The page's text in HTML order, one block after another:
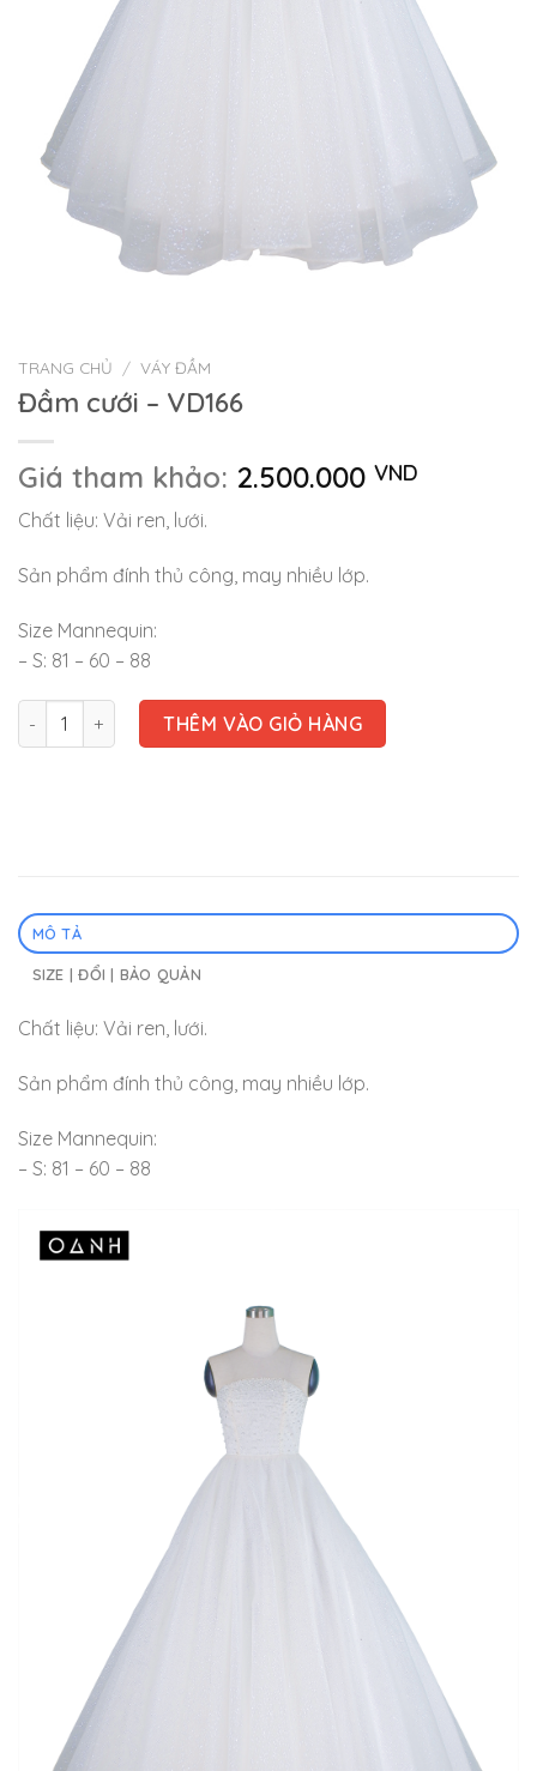
TRANG CHỦ / VÁY ĐẦM
Đầm cưới – VD166
Giá tham khảo: 2.500.000 VND
Chất liệu: Vải ren, lưới.
Sản phẩm đính thủ công, may nhiều lớp.
Size Mannequin:
– S: 81 – 60 – 88
Đầm cưới - VD166 số lượngTHÊM VÀO GIỎ HÀNG
MÔ TẢ
SIZE | ĐỔI | BẢO QUẢN
Chất liệu: Vải ren, lưới.
Sản phẩm đính thủ công, may nhiều lớp.
Size Mannequin:
– S: 81 – 60 – 88